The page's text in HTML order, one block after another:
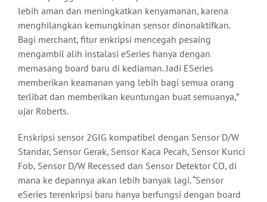
lebih aman dan meningkatkan kenyamanan, karena
menghilangkan kemungkinan sensor dinonaktifkan.
Bagi merchant, fitur enkripsi mencegah pesaing
mengambil alih instalasi eSeries hanya dengan
memasang board baru di kediaman. Jadi ESeries
memberikan keamanan yang lebih bagi semua orang
terlibat dan memberikan keuntungan buat semuanya,”
ujar Roberts.
Enskripsi sensor 2GIG kompatibel dengan Sensor D/W
Standar, Sensor Gerak, Sensor Kaca Pecah, Sensor Kunci
Fob, Sensor D/W Recessed dan Sensor Detektor CO, di
mana ke depannya akan lebih banyak lagi. “Sensor
eSeries terenkripsi baru hanya berfungsi dengan board